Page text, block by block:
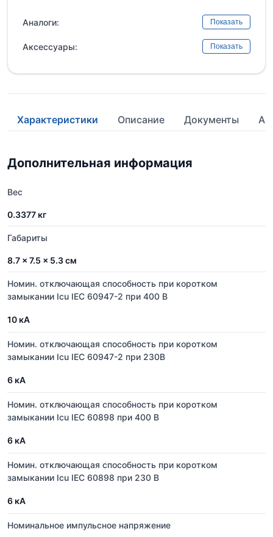
Аналоги: Показать
Аксессуары: Показать
Характеристики Описание Документы
Дополнительная информация
Вес
0.3377 кг
Габариты
8.7 × 7.5 × 5.3 см
Номин. отключающая способность при коротком
замыкании Icu IEC 60947-2 при 400 В
10 кА
Номин. отключающая способность при коротком
замыкании Icu IEC 60947-2 при 230В
6 кА
Номин. отключающая способность при коротком
замыкании Icu IEC 60898 при 400 В
6 кА
Номин. отключающая способность при коротком
замыкании Icu IEC 60898 при 230 В
6 кА
Номинальное импульсное напряжение